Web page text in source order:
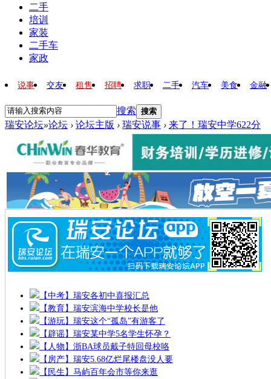
二手
培训
家装
二手车
家政
说事 交友 租售 招聘 求职 二手 汽车 美食 金融
搜索 搜索
瑞安论坛»论坛 › 论坛主版 › 瑞安说事 › 来了！瑞安中学622分
【中考】瑞安各初中喜报汇总
【教育】瑞安滨海中学校长是他
【游玩】瑞安这个“孤岛”有游客了
【辟谣】瑞安某中学5名学生怀孕？
【人物】浙BA球员戴子特回母校咯
【房产】瑞安5.68亿烂尾楼盘没人要
【民生】马屿百年会市等你来逛